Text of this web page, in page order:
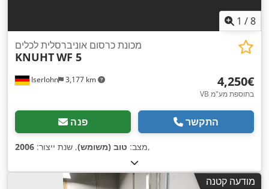
1 /8
Iserlohn 3,177 km
מכונת כרסום אוניברסלית לכלים
KNUHTWF 5
‏4,250 ‏€
VB בתוספת מע"מ
פנה התקשר
מצב: טוב (משומש), שנת ייצור: 2006 ,
מודעה קטנה